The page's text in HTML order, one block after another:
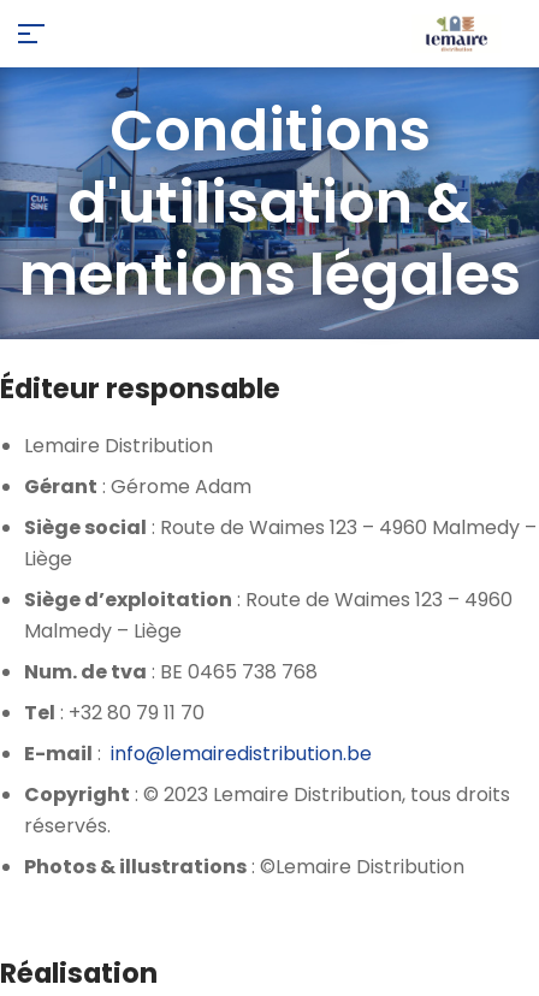
Conditions
d'utilisation &
mentions légales
Éditeur responsable
Lemaire Distribution
Gérant : Gérome Adam
Siège social : Route de Waimes 123 – 4960 Malmedy –
Liège
Siège d’exploitation : Route de Waimes 123 – 4960
Malmedy – Liège
Num. de tva : BE 0465 738 768
Tel : +32 80 79 11 70
E-mail : info@lemairedistribution.be
Copyright : © 2023 Lemaire Distribution, tous droits
réservés.
Photos & illustrations: ©Lemaire Distribution
Réalisation